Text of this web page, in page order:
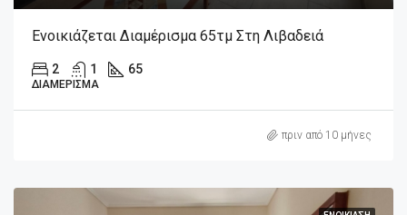
Ενοικιάζεται Διαμέρισμα 65τμ Στη Λιβαδειά
2 1 65
ΔΙΑΜΈΡΙΣΜΑ
πριν από 10 μήνες